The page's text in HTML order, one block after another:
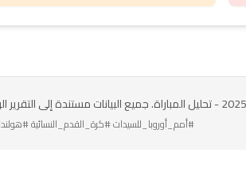
#أمم_أوروبا_للسيدات #كرة_القدم_النسائية